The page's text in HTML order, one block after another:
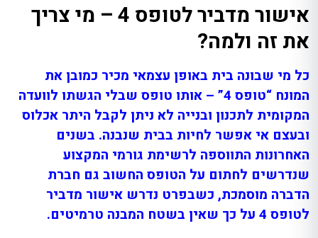
אישור מדביר לטופס 4 – מי צריך
את זה ולמה?
כל מי שבונה בית באופן עצמאי מכיר כמובן את
המונח “טופס 4” – אותו טופס שבלי הגשתו לוועדה
המקומית לתכנון ובנייה לא ניתן לקבל היתר אכלוס
ובעצם אי אפשר לחיות בבית שנבנה. בשנים
האחרונות התווספה לרשימת גורמי המקצוע
שנדרשים לחתום על הטופס החשוב גם חברת
הדברה מוסמכת, כשבפרט נדרש אישור מדביר
לטופס 4 על כך שאין בשטח המבנה טרמיטים.